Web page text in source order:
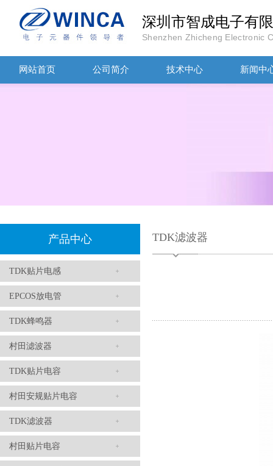
深圳市智成电子有
Shenzhen Zhicheng Electronic
网站首页 公司简介 技术中心 新闻中
产品中心
TDK贴片电感
EPCOS放电管
TDK蜂鸣器
村田滤波器
TDK贴片电容
村田安规贴片电容
TDK滤波器
村田贴片电容
TDK滤波器